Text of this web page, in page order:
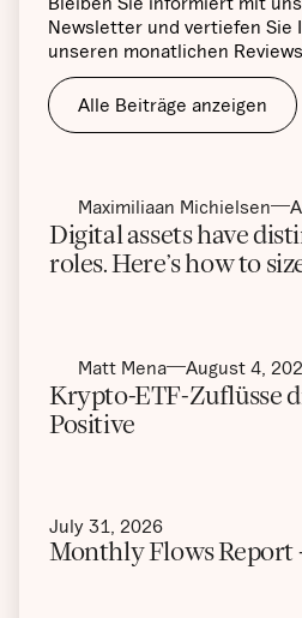
Newsletter und vertiefen Sie
unseren monatlichen Reviews.
Alle Beiträge anzeigen
Maximiliaan Michielsen
Digital assets have
roles. Here’s how to
Matt Mena August 4,
Krypto-ETF-Zuflüsse
Positive
July 31, 2026
Monthly Flows Report